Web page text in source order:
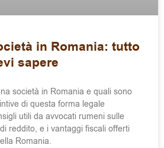
in Romania: tutto
sapere
società in Romania e quali sono
di questa forma legale
utili da avvocati rumeni sulle
reddito, e i vantaggi fiscali offerti
Romania.